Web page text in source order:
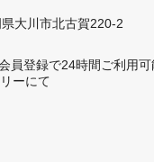
大川市北古賀220-2
員登録で24時間ご利用
ーにて